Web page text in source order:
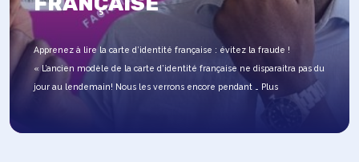
Apprenez à lire la carte d’identité française : évitez la fraude !
« L’ancien modèle de la carte d’identité française ne disparaitra pas du
jour au lendemain! Nous les verrons encore pendant … Plus